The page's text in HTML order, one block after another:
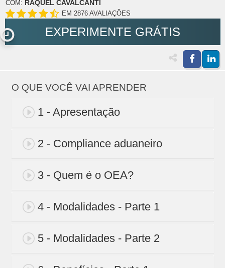
COM: RAQUEL CAVALCANTI
EM 2876 AVALIAÇÕES
EXPERIMENTE GRÁTIS
O QUE VOCÊ VAI APRENDER
1 - Apresentação
2 - Compliance aduaneiro
3 - Quem é o OEA?
4 - Modalidades - Parte 1
5 - Modalidades - Parte 2